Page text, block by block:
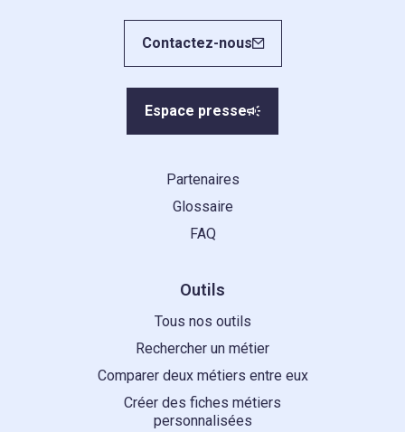
Contactez-nous
Espace presse
Partenaires
Glossaire
FAQ
Outils
Tous nos outils
Rechercher un métier
Comparer deux métiers entre eux
Créer des fiches métiers
personnalisées